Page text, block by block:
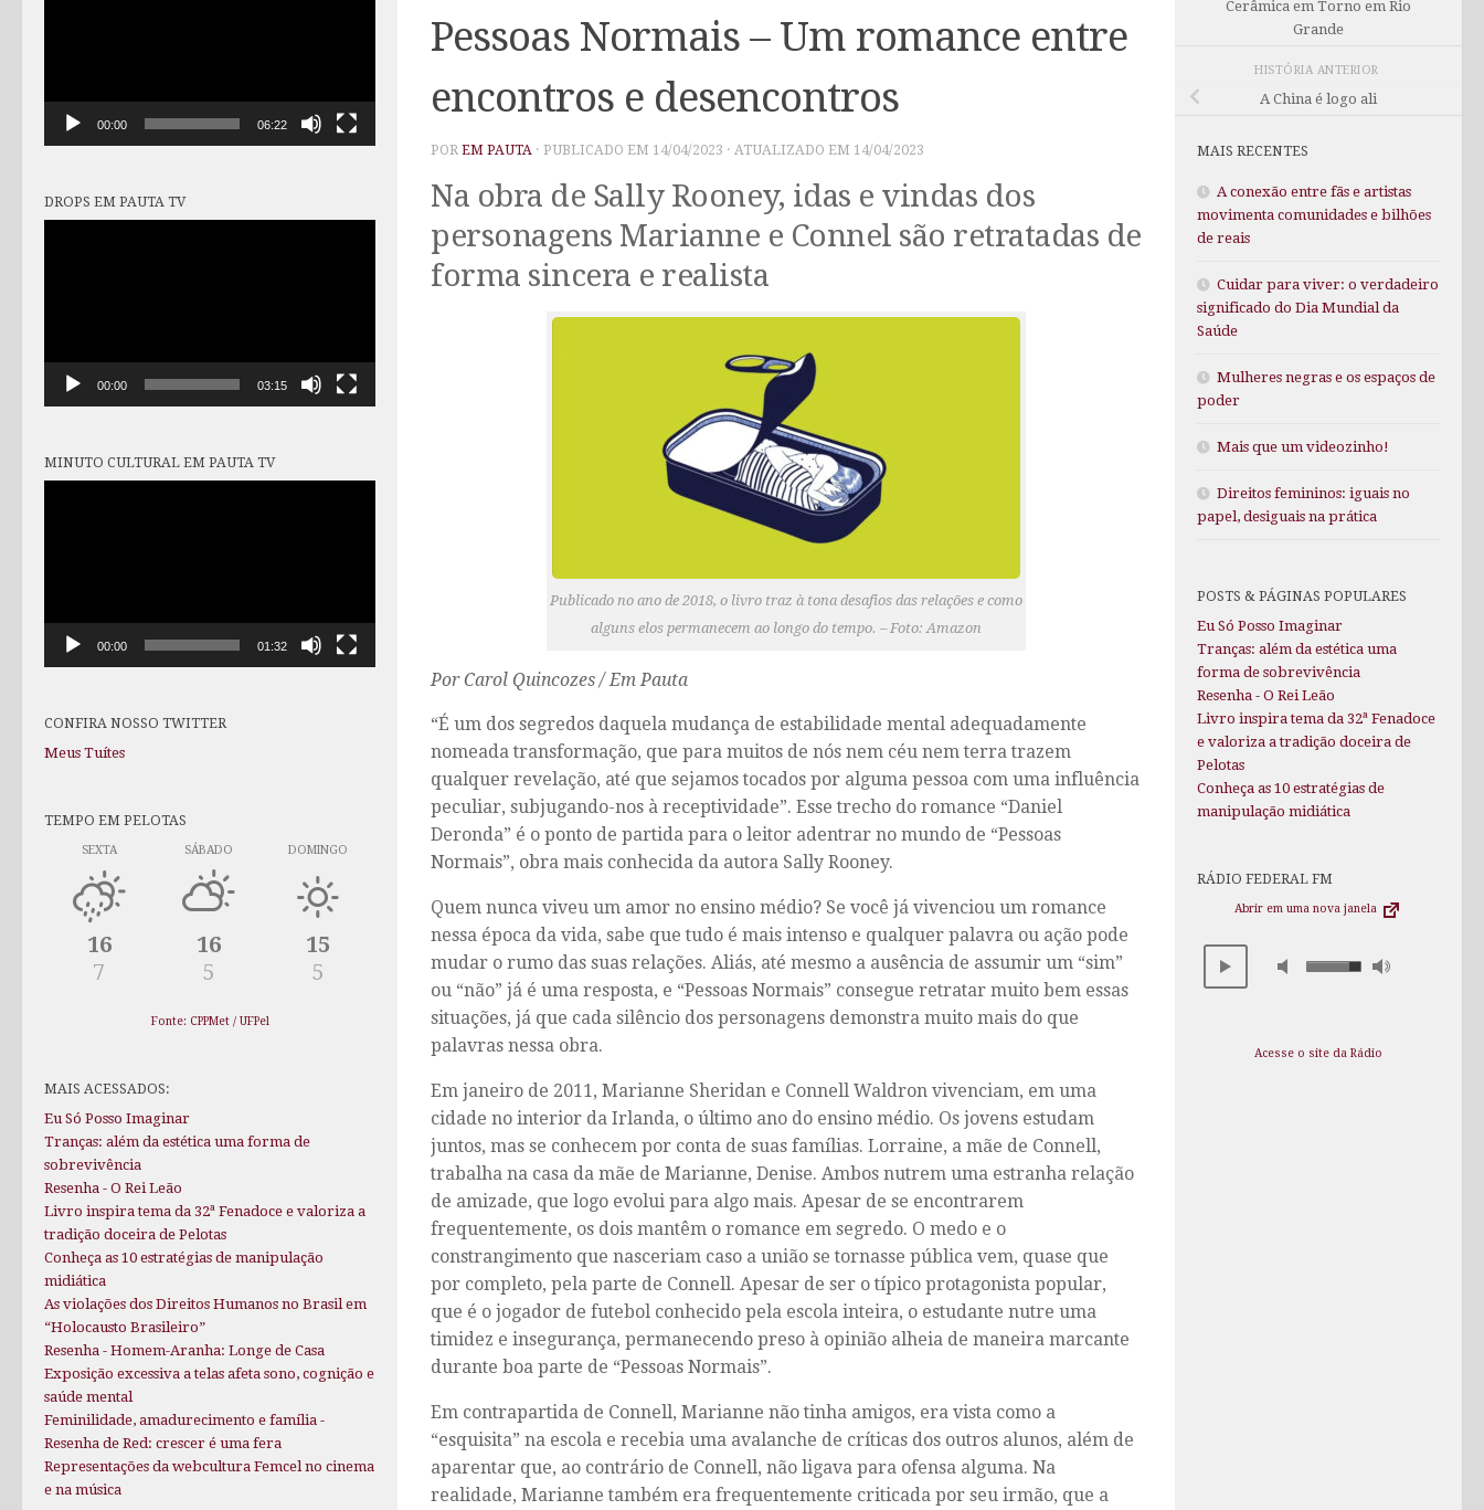
Pessoas Normais – Um romance entre
encontros e desencontros
POR EM PAUTA · PUBLICADO EM 14/04/2023 · ATUALIZADO EM 14/04/2023
Na obra de Sally Rooney, idas e vindas dos
personagens Marianne e Connel são retratadas de
forma sincera e realista
Publicado no ano de 2018, o livro traz à tona desafios das relações e como
alguns elos permanecem ao longo do tempo. – Foto: Amazon
Por Carol Quincozes / Em Pauta
“É um dos segredos daquela mudança de estabilidade mental adequadamente
nomeada transformação, que para muitos de nós nem céu nem terra trazem
qualquer revelação, até que sejamos tocados por alguma pessoa com uma influência
peculiar, subjugando-nos à receptividade”. Esse trecho do romance “Daniel
Deronda” é o ponto de partida para o leitor adentrar no mundo de “Pessoas
Normais”, obra mais conhecida da autora Sally Rooney.
Quem nunca viveu um amor no ensino médio? Se você já vivenciou um romance
nessa época da vida, sabe que tudo é mais intenso e qualquer palavra ou ação pode
mudar o rumo das suas relações. Aliás, até mesmo a ausência de assumir um “sim”
ou “não” já é uma resposta, e “Pessoas Normais” consegue retratar muito bem essas
situações, já que cada silêncio dos personagens demonstra muito mais do que
palavras nessa obra.
Em janeiro de 2011, Marianne Sheridan e Connell Waldron vivenciam, em uma
cidade no interior da Irlanda, o último ano do ensino médio. Os jovens estudam
juntos, mas se conhecem por conta de suas famílias. Lorraine, a mãe de Connell,
trabalha na casa da mãe de Marianne, Denise. Ambos nutrem uma estranha relação
de amizade, que logo evolui para algo mais. Apesar de se encontrarem
frequentemente, os dois mantêm o romance em segredo. O medo e o
constrangimento que nasceriam caso a união se tornasse pública vem, quase que
por completo, pela parte de Connell. Apesar de ser o típico protagonista popular,
que é o jogador de futebol conhecido pela escola inteira, o estudante nutre uma
timidez e insegurança, permanecendo preso à opinião alheia de maneira marcante
durante boa parte de “Pessoas Normais”.
Em contrapartida de Connell, Marianne não tinha amigos, era vista como a
“esquisita” na escola e recebia uma avalanche de críticas dos outros alunos, além de
aparentar que, ao contrário de Connell, não ligava para ofensa alguma. Na
realidade, Marianne também era frequentemente criticada por seu irmão, que a
00:00 06:22
DROPS EM PAUTA TV
00:00 03:15
MINUTO CULTURAL EM PAUTA TV
00:00 01:32
CONFIRA NOSSO TWITTER
Meus Tuítes
TEMPO EM PELOTAS
SEXTA
16
7
SÁBADO
16
5
DOMINGO
15
5
Fonte: CPPMet / UFPel
MAIS ACESSADOS:
Eu Só Posso Imaginar
Tranças: além da estética uma forma de
sobrevivência
Resenha - O Rei Leão
Livro inspira tema da 32ª Fenadoce e valoriza a
tradição doceira de Pelotas
Conheça as 10 estratégias de manipulação
midiática
As violações dos Direitos Humanos no Brasil em
“Holocausto Brasileiro”
Resenha - Homem-Aranha: Longe de Casa
Exposição excessiva a telas afeta sono, cognição e
saúde mental
Feminilidade, amadurecimento e família -
Resenha de Red: crescer é uma fera
Representações da webcultura Femcel no cinema
e na música
Cerâmica em Torno em Rio
Grande
HISTÓRIA ANTERIOR
A China é logo ali
MAIS RECENTES
A conexão entre fãs e artistas
movimenta comunidades e bilhões
de reais
Cuidar para viver: o verdadeiro
significado do Dia Mundial da
Saúde
Mulheres negras e os espaços de
poder
Mais que um videozinho!
Direitos femininos: iguais no
papel, desiguais na prática
POSTS & PÁGINAS POPULARES
Eu Só Posso Imaginar
Tranças: além da estética uma
forma de sobrevivência
Resenha - O Rei Leão
Livro inspira tema da 32ª Fenadoce
e valoriza a tradição doceira de
Pelotas
Conheça as 10 estratégias de
manipulação midiática
RÁDIO FEDERAL FM
Abrir em uma nova janela
Acesse o site da Rádio